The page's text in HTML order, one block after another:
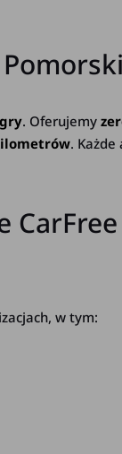
. Oferujemy
.
w tym: